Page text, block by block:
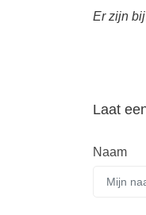
Er zijn
Laat
Naam